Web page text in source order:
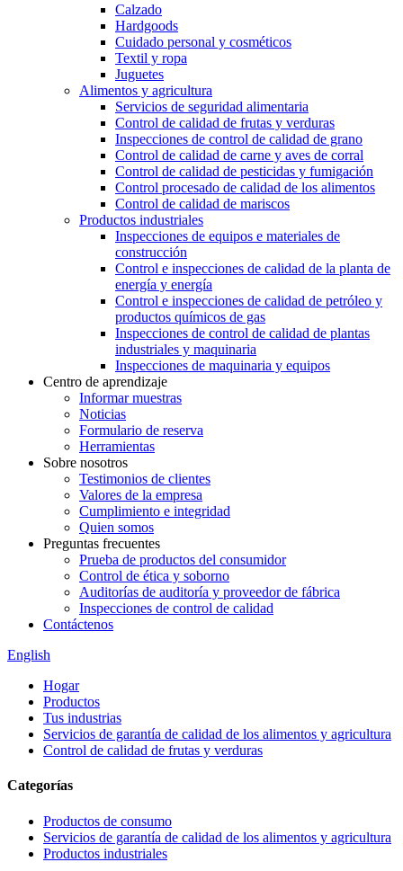
Calzado
Hardgoods
Cuidado personal y cosméticos
Textil y ropa
Juguetes
Alimentos y agricultura
Servicios de seguridad alimentaria
Control de calidad de frutas y verduras
Inspecciones de control de calidad de grano
Control de calidad de carne y aves de corral
Control de calidad de pesticidas y fumigación
Control procesado de calidad de los alimentos
Control de calidad de mariscos
Productos industriales
Inspecciones de equipos e materiales de
construcción
Control e inspecciones de calidad de la planta de
energía y energía
Control e inspecciones de calidad de petróleo y
productos químicos de gas
Inspecciones de control de calidad de plantas
industriales y maquinaria
Inspecciones de maquinaria y equipos
Centro de aprendizaje
Informar muestras
Noticias
Formulario de reserva
Herramientas
Sobre nosotros
Testimonios de clientes
Valores de la empresa
Cumplimiento e integridad
Quien somos
Preguntas frecuentes
Prueba de productos del consumidor
Control de ética y soborno
Auditorías de auditoría y proveedor de fábrica
Inspecciones de control de calidad
Contáctenos
English
Hogar
Productos
Tus industrias
Servicios de garantía de calidad de los alimentos y agricultura
Control de calidad de frutas y verduras
Categorías
Productos de consumo
Servicios de garantía de calidad de los alimentos y agricultura
Productos industriales